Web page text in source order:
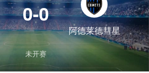
0-0
阿德莱德彗星
未开赛